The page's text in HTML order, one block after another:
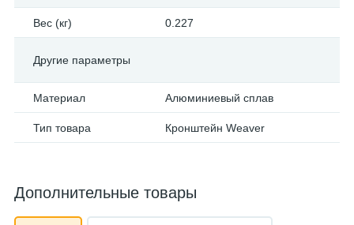
Вес (кг) 0.227
Другие параметры
Материал Алюминиевый сплав
Тип товара Кронштейн Weaver
Дополнительные товары